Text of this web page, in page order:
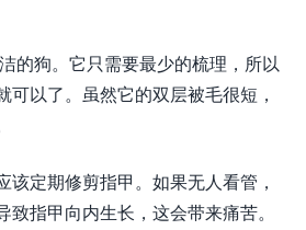
的狗。它只需要最少的梳理，所以
可以了。虽然它的双层被毛很短，
该定期修剪指甲。如果无人看管，
指甲向内生长，这会带来痛苦。